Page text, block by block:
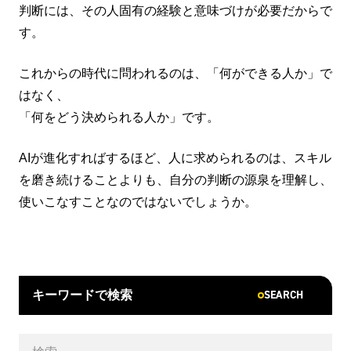
判断には、その人固有の経験と意味づけが必要だからで
す。
これからの時代に問われるのは、「何ができる人か」で
はなく、
「何をどう決められる人か」です。
AIが進化すればするほど、人に求められるのは、スキル
を磨き続けることよりも、自分の判断の源泉を理解し、
使いこなすことなのではないでしょうか。
キーワードで検索 SEARCH